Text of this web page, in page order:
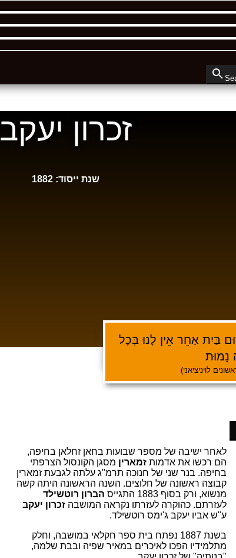
זכרון יעקב
שנת ייסוד: 1882
בַּיִת אַחֵר אֵין לָנוּ בְּכָל
נָמוּת
לויניציאני)
לאחר ישיבה של מספר שבועות בחאן זחלאן בחיפה,
הם רכשו את אדמות זמארין מסגן הקונסול הצרפתי
בחיפה. בנר שני של חנוכה תרמ"ג עלתה לגבעת זמארין
קבוצה ראשונה של חלוצים. השנה הראשונה היתה קשה
מנשוא, ורק בסוף 1883 התגייס
הברון רוטשילד
לעזרתם. כהוקרה לעזרתו נקראה המושבה זכרון יעקב
ע"ש אביו יעקב ג'ימס רוטשילד.
בשנת 1887 נפתח בית ספר חקלאי במושבה, וחלק
מתלמידיו הפכו לאיכרים במאיר שפיה ובבת שלמה,